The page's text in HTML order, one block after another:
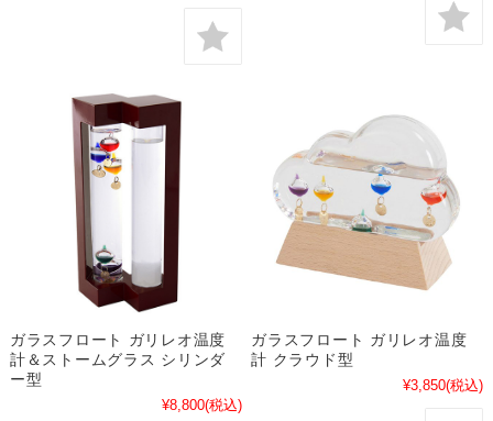
ガラスフロート ガリレオ温度
計＆ストームグラス シリンダ
ー型
¥8,800(税込)
ガラスフロート ガリレオ温度
計 クラウド型
¥3,850(税込)